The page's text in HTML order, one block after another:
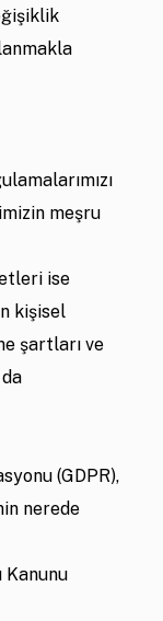
meşru
ise
kişisel
şartları ve
(GDPR),
nerede
Kanunu